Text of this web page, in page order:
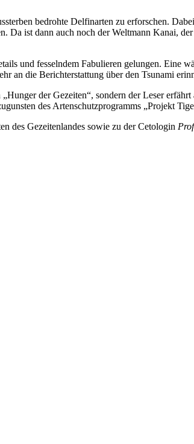
bedrohte Delfinarten zu erforschen.
Da ist dann auch noch der Weltmann Kanai,
und fesselndem Fabulieren gelungen. Eine
an die Berichterstattung über den Tsunami
der Gezeiten“, sondern der Leser
des Artenschutzprogramms „Projekt
des Gezeitenlandes sowie zu der Cetologin